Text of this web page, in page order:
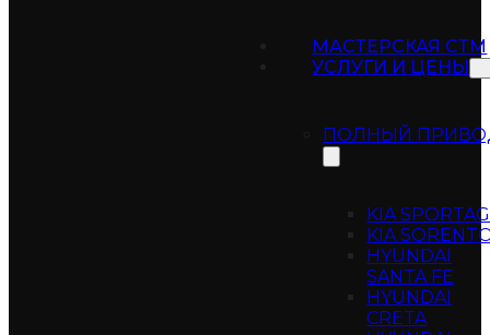
МАСТЕРСКАЯ СТМ
УСЛУГИ И ЦЕНЫ
ПОЛНЫЙ
KIA
KIA
HYUNDAI
SANTA FE
HYUNDAI
CRETA